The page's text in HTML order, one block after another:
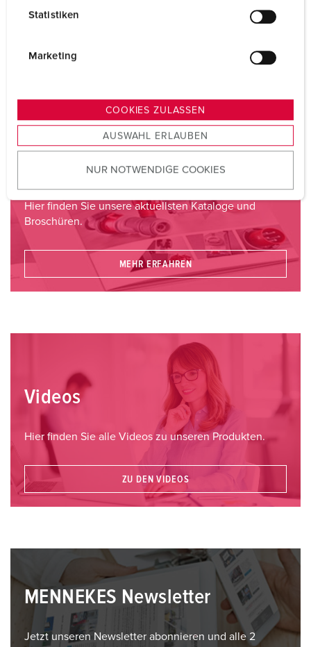
s
u
w
h
Statistiken
Marketing
COOKIES ZULASSEN
AUSWAHL ERLAUBEN
NUR NOTWENDIGE COOKIES
Kataloge & Broschüren
Hier finden Sie unsere aktuellsten Kataloge und
Broschüren.
MEHR ERFAHREN
Videos
Hier finden Sie alle Videos zu unseren Produkten.
ZU DEN VIDEOS
MENNEKES Newsletter
Jetzt unseren Newsletter abonnieren und alle 2